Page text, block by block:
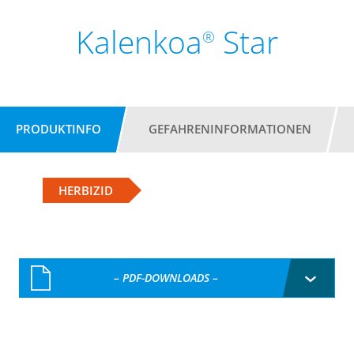
Kalenkoa® Star
PRODUKTINFO GEFAHRENINFORMATIONEN
HERBIZID
– PDF-DOWNLOADS –